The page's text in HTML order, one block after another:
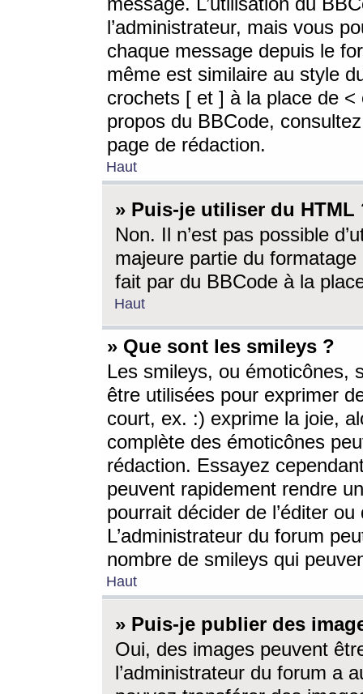
l’administrateur, mais vous
chaque message depuis le
même est similaire au style
crochets [ et ] à la place de <
propos du BBCode,
page de rédaction.
Haut
» Puis-je utiliser du HTML
Non. Il n’est pas possible
majeure partie du
fait par du BBCode à la
Haut
» Que sont les smileys ?
Les smileys, ou émoticônes,
être utilisées pour exprimer
court, ex. :) exprime la joie,
complète des émoticônes
rédaction. Essayez
peuvent rapidement rendre
pourrait décider de l’éditer
L’administrateur du forum
nombre de smileys qui
Haut
» Puis-je publier des
Oui, des images peuvent
l’administrateur du forum a